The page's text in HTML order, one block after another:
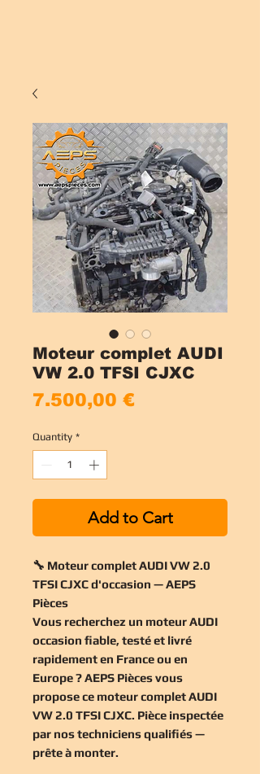
Moteur complet AUDI
VW 2.0 TFSI CJXC
7.500,00 €
Quantity *
Add to Cart
🔧 Moteur complet AUDI VW 2.0
TFSI CJXC d'occasion — AEPS
Pièces
Vous recherchez un moteur AUDI
occasion fiable, testé et livré
rapidement en France ou en
Europe ? AEPS Pièces vous
propose ce moteur complet AUDI
VW 2.0 TFSI CJXC. Pièce inspectée
par nos techniciens qualifiés —
prête à monter.